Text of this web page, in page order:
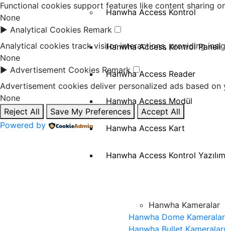
Hanwha Access Kontrol
Hanwha Access Kontrol Paneli
Hanwha Access Reader
Hanwha Access Modül
Hanwha Access Kart
Hanwha Access Kontrol
Hanwha Kameralar
Hanwha Dome
Hanwha Bullet Kameraları
Functional cookies support features like content sharing
None
► Analytical Cookies Remark
Analytical cookies track visitor interactions, providing
None
► Advertisement Cookies Remark
Advertisement cookies deliver personalized ads based
None
Reject All
Save My Preferences
Accept All
Powered by